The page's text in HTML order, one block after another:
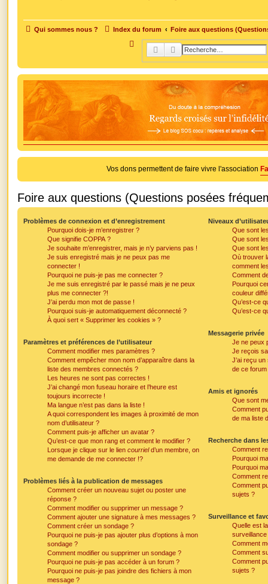
Qui sommes nous ? Index du forum Foire aux questions
RechercherRecherche avancée
h
e
r
Vos dons permettent de faire vivre l'association
Foire aux questions (Questions posées
Problèmes de connexion et d’enregistrement
Pourquoi dois-je m’enregistrer ?
Que signifie COPPA ?
Je souhaite m’enregistrer, mais je n’y parviens pas !
Je suis enregistré mais je ne peux pas me
connecter !
Pourquoi ne puis-je pas me connecter ?
Je me suis enregistré par le passé mais je ne peux
plus me connecter ?!
J’ai perdu mon mot de passe !
Pourquoi suis-je automatiquement déconnecté ?
À quoi sert « Supprimer les cookies » ?
Paramètres et préférences de l’utilisateur
Comment modifier mes paramètres ?
Comment empêcher mon nom d’apparaître dans la
liste des membres connectés ?
Les heures ne sont pas correctes !
J’ai changé mon fuseau horaire et l’heure est
toujours incorrecte !
Ma langue n’est pas dans la liste !
A quoi correspondent les images à proximité de mon
nom d’utilisateur ?
Comment puis-je afficher un avatar ?
Qu’est-ce que mon rang et comment le modifier ?
Lorsque je clique sur le lien courrield’un membre, on
me demande de me connecter !?
Problèmes liés à la publication de messages
Comment créer un nouveau sujet ou poster une
réponse ?
Comment modifier ou supprimer un message ?
Comment ajouter une signature à mes messages ?
Comment créer un sondage ?
Pourquoi ne puis-je pas ajouter plus d’options à mon
sondage ?
Comment modifier ou supprimer un sondage ?
Pourquoi ne puis-je pas accéder à un forum ?
Pourquoi ne puis-je pas joindre des fichiers à mon
message ?
Niveaux
Que sont
Que sont
Que sont
Où trouver
comment
Comment
Pourquoi
couleur
Qu’est-ce
Qu’est-ce
Messagerie privée
Je ne peux
Je reçois
J’ai reçu
de ce forum
Amis et ignorés
Que sont
Comment
de ma liste
Recherche dans
Comment
Pourquoi
Pourquoi
Comment
Comment
sujets ?
Surveillance et
Quelle est
surveillance
Comment
Comment
Comment
sujets ?